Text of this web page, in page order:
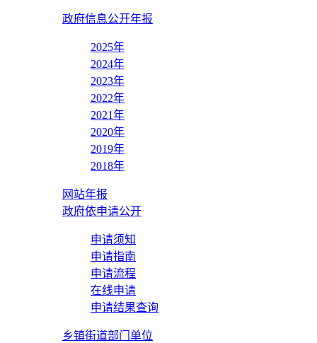
政府信息公开年报
2025年
2024年
2023年
2022年
2021年
2020年
2019年
2018年
网站年报
政府依申请公开
申请须知
申请指南
申请流程
在线申请
申请结果查询
乡镇街道部门单位